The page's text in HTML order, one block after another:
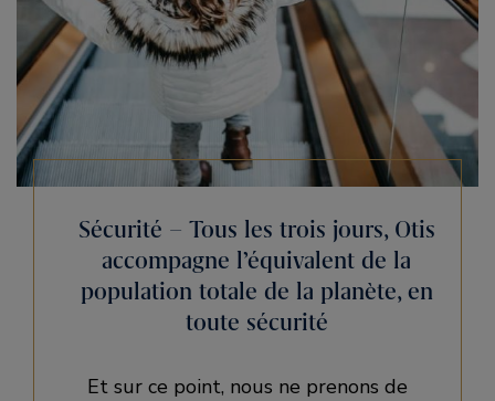
Sécurité – Tous les trois jours, Otis
accompagne l’équivalent de la
population totale de la planète, en
toute sécurité
Et sur ce point, nous ne prenons de